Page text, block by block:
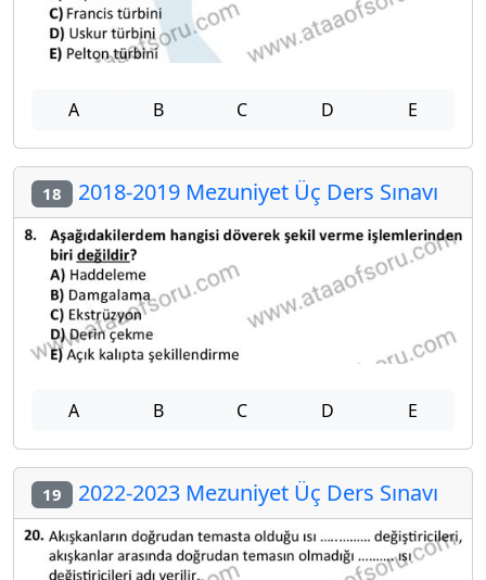
A B C D E
18 2018-2019 Mezuniyet Üç Ders Sınavı
A B C D E
19 2022-2023 Mezuniyet Üç Ders Sınavı